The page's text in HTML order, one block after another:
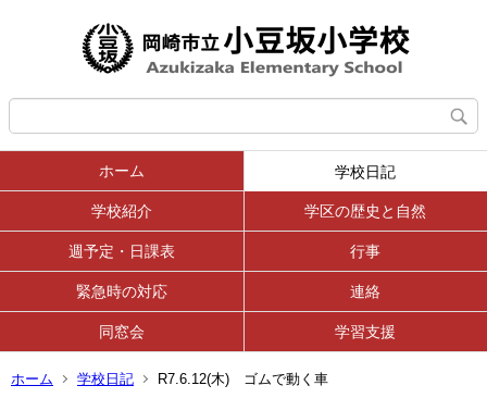
ホーム 学校日記
学校紹介 学区の歴史と自然
週予定・日課表 行事
緊急時の対応 連絡
同窓会 学習支援
ホーム 学校日記 R7.6.12(木) ゴムで動く車